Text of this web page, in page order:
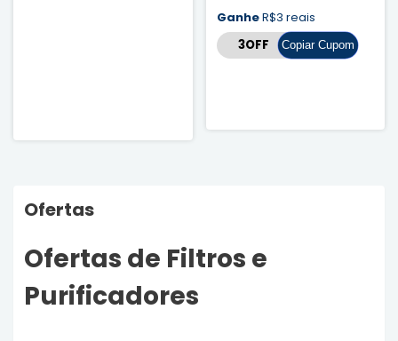
GanheR$3 reais
Copiar Cupom
Ofertas
Ofertas de Filtros e
Purificadores